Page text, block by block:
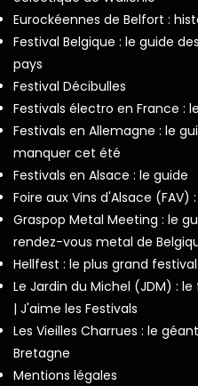
Eurockéennes de Belfort :
Festival Belgique : le guide
pays
Festival Décibulles
Festivals électro en France :
Festivals en Allemagne : le
manquer cet été
Festivals en Alsace : le guide
Foire aux Vins d'Alsace
Graspop Metal Meeting : le
rendez-vous metal de
Hellfest : le plus grand
Le Jardin du Michel (JDM) :
| J'aime les Festivals
Les Vieilles Charrues : le
Bretagne
Mentions légales